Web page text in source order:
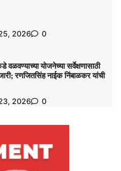
2026 0
वळवण्याच्या योजनेच्या सर्वेक्षणासाठी
रणजितसिंह नाईक निंबाळकर यांची
2026 0